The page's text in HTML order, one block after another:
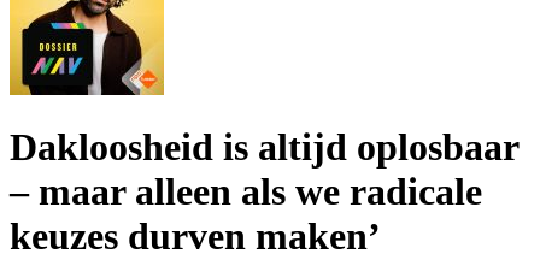
Dakloosheid is altijd oplosbaar
– maar alleen als we radicale
keuzes durven maken’